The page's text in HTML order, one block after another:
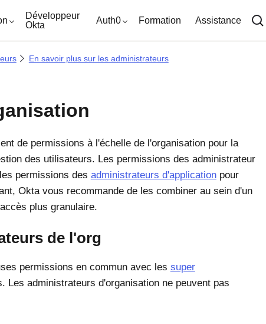
Développeur
Okta
Auth0 Formation Assistance
En savoir plus sur les administrateurs
de permissions à l'échelle de l'organisation pour la
des utilisateurs. Les permissions des administrateur
permissions des administrateurs d'applicationpour
Okta vous recommande de les combiner au sein d'un
plus granulaire.
de l'org
permissions en commun avec les super
Les administrateurs d'organisation ne peuvent pas